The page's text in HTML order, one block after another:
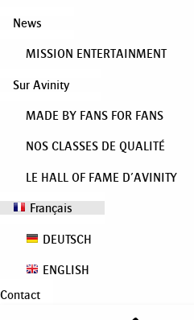
News
MISSION ENTERTAINMENT
Sur Avinity
MADE BY FANS FOR FANS
NOS CLASSES DE QUALITÉ
LE HALL OF FAME D’AVINITY
Français
DEUTSCH
ENGLISH
Contact